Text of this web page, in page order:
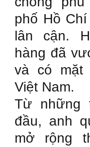
phố Hồ
lân cận.
hàng đã
và có mặt
Việt Nam.
Từ những
đầu, anh
mở rộng